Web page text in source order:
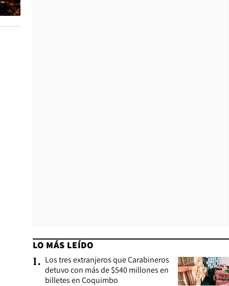
LO MÁS LEÍDO
1. Los tres extranjeros que Carabineros
detuvo con más de $540 millones en
billetes en Coquimbo